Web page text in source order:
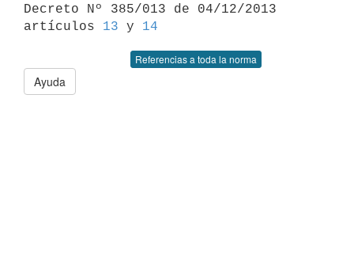
Decreto Nº 385/013 de 04/12/2013
artículos 13 y 14
Referencias a toda la norma
Ayuda